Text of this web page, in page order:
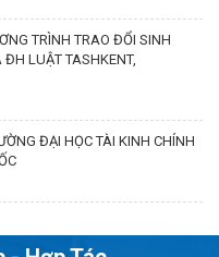
TRÌNH TRAO ĐỔI SINH
LUẬT TASHKENT,
ĐẠI HỌC TÀI KINH CHÍNH